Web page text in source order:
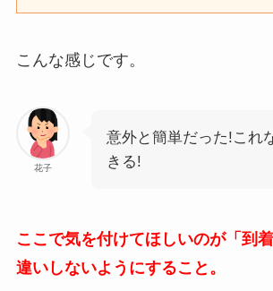
こんな感じです。
花子
意外と簡単だった!これ
きる!
ここで気を付けてほしいのが「到
違いしないようにすること。